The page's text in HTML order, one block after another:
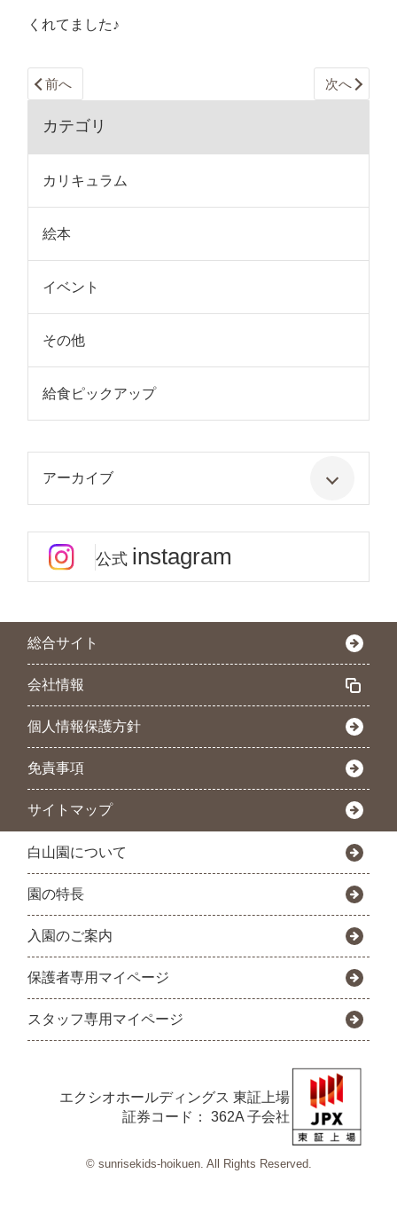
くれてました♪
前へ 次へ
カテゴリ
カリキュラム
絵本
イベント
その他
給食ピックアップ
アーカイブ
公式 instagram
総合サイト
会社情報
個人情報保護方針
免責事項
サイトマップ
白山園について
園の特長
入園のご案内
保護者専用マイページ
スタッフ専用マイページ
エクシオホールディングス 東証上場
証券コード： 362A 子会社
© sunrisekids-hoikuen. All Rights Reserved.